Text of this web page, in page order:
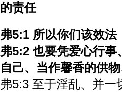
的责任
弗5:1 所以你们该效
弗5:2 也要凭爱心行
自己、当作馨香的供
弗5:3 至于淫乱、并